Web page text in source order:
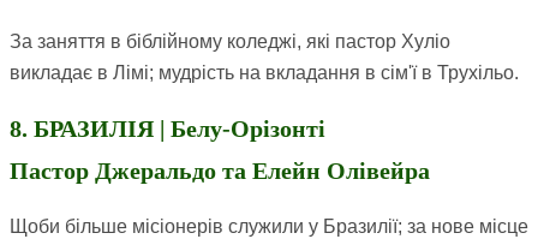
За заняття в біблійному коледжі, які пастор Хуліо
викладає в Лімі; мудрість на вкладання в сім'ї в Трухільо.
8. БРАЗИЛІЯ | Белу-Орізонті
Пастор Джеральдо та Елейн Олівейра
Щоби більше місіонерів служили у Бразилії; за нове місце